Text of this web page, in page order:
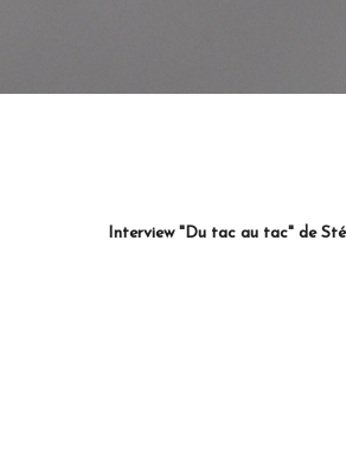
tac" de Stéphane